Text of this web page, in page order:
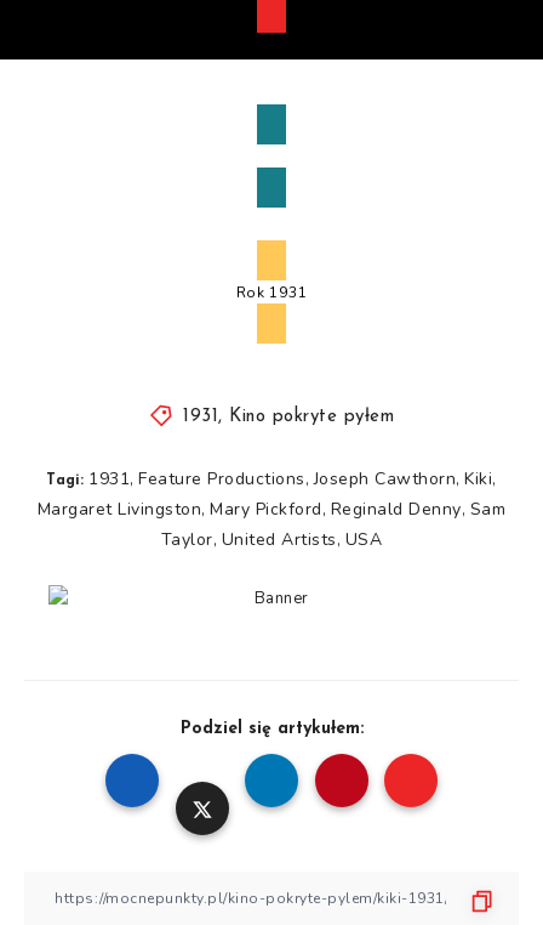
Rok 1931
1931, Kino pokryte pyłem
Tagi: 1931,Feature Productions,Joseph Cawthorn,Kiki,
Margaret Livingston,Mary Pickford, Reginald Denny, Sam
Taylor, United Artists, USA
Podziel się artykułem: